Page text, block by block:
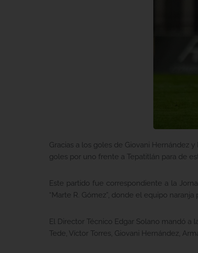
Gracias a los goles de Giovani Hernández
goles por uno frente a Tepatitlán para de
Este partido fue correspondiente a la
“Marte R. Gómez”, donde el equipo
El Director Técnico Edgar Solano mandó a
Tede, Víctor Torres, Giovani Hernández,